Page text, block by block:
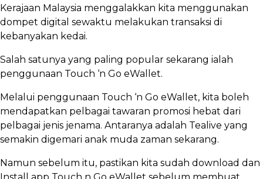
Kerajaan Malaysia menggalakkan kita menggunakan
dompet digital sewaktu melakukan transaksi di
kebanyakan kedai.
Salah satunya yang paling popular sekarang ialah
penggunaan Touch ‘n Go eWallet.
Melalui penggunaan Touch ‘n Go eWallet, kita boleh
mendapatkan pelbagai tawaran promosi hebat dari
pelbagai jenis jenama. Antaranya adalah Tealive yang
semakin digemari anak muda zaman sekarang.
Namun sebelum itu, pastikan kita sudah download dan
Install app Touch n Go eWallet sebelum membuat